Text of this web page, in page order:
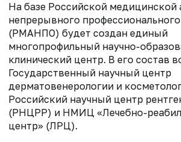
На базе Российской медицинской
непрерывного
(РМАНПО) будет создан единый
многопрофильный научно-
клинический центр. В его состав
Государственный научный центр
дерматовенерологии и
Российский научный центр
(РНЦРР) и НМИЦ «Лечебно-
центр» (ЛРЦ).